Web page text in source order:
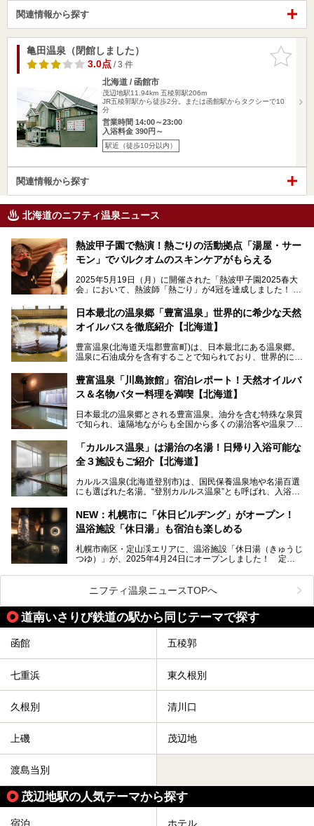
関連情報から探す
お気に入
りに追加
亀田温泉（閉館しました）
3.0点/ 3 件
北海道 / 函館市
茂辺地駅11.94km 五稜郭駅206m
JR五稜郭駅から徒歩2分。または函館駅からタクシーで10
分
営業時間 14:00～23:00
入浴料金 390円～
駅近（徒歩10分以内）
関連情報から探す
北海道のニフティ温泉ニュース
熱波甲子園で熱演！熱ごりの活動拠点「湯屋・サー
モン」でバルクオムのスキンケアがもらえる
2025年5月19日（月）に開催された「熱波甲子園2025春大
会」において、熱波師「熱ごり」が4冠を達成しました！
動拠点である北海道の銭湯「湯屋・サーモン」にて、メンズ
スキンケアブランド バルクオムの「ONE DAY KIT」を数量
限定でプレゼントいたします。
で、ぜひお試しください。※6月13日配布開始、なくなり次
第終了
───
提供元：株式会社バルクオム【PR】
この記事は株式会社バルクオム商品のPR記事です。
日本最北の温泉郷「豊富温泉」世界的に希少な天然
オイルバスを徹底紹介【北海道】
豊富温泉(北海道天塩郡豊富町)は、日本最北にある温泉郷。
温泉に石油成分を含有することで知られており、世界的にも
に特効があると言われ、遠隔地ながらも全国から湯治・療養
目的で多くの人々が訪れます。
地体験し、独自の視点で豊富温泉の“天然オイルバス”をレポ
ート。温泉地概要や日帰り入浴施設をはじめ、宿泊施設・ア
豊富温泉「川島旅館」宿泊レポート！天然オイルバ
ス＆名物バター料理を満喫【北海道】
日本最北の温泉郷とされる豊富温泉。油分を含む特殊な泉質
で知られ、遠隔地ながらも全国から多くの湯治客や温泉ファ
「川島旅館」は、豊富温泉の開湯当初から営業する老舗旅
館。とりわけ温泉の良さと名物のバター料理に定評があり、
の温泉や料理をはじめ、パブリックスペース・客室など宿の
全貌を徹底的にご紹介します！
「カルルス温泉」は湯治の名湯！日帰り入浴可能な
全３施設もご紹介【北海道】
カルルス温泉(北海道登別市)は、国民保養温泉地や名湯百選
にも選ばれた名湯。“登別カルルス温泉”とも呼ばれ、入浴剤
豊かな登別温泉とは対照的な存在で、今も湯治場的な要素が
残る閑静な温泉地です。
地体験し、カルルス温泉をご紹介。温泉地の概要や泉質解説
をはじめ、日帰り入浴可能な全３施設の紹介・周辺観光・ア
NEW：札幌市に「休日ビルヂング」がオープン！
温浴施設「休日湯」も宿泊も楽しめる
札幌市南区・定山渓エリアに、温浴施設「休日湯（きゅうじ
つゆ）」が、2025年4月24日にオープンしました！ 定山
この施設は、温泉・サウナの「休日湯」・ラウンジの「THE
LOUNGE DAYOF」・グルメ「休日洋麺店」・ホテル「エク
スクラメーションホテル」で構成された、まさに大人の癒し
空間。
今回は、そんな「休日ビルヂング」の魅力を5つのポイント
ニフティ温泉ニュースTOPへ
道南いさりび鉄道の駅から同じテーマで探す
函館 五稜郭
七重浜 東久根別
久根別 清川口
上磯 茂辺地
渡島当別
茂辺地駅の人気テーマから探す
宿泊 ホテル